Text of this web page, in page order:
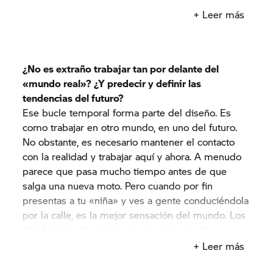
+ Leer más
¿No es extraño trabajar tan por delante del
«mundo real»? ¿Y predecir y definir las
tendencias del futuro?
Ese bucle temporal forma parte del diseño. Es
como trabajar en otro mundo, en uno del futuro.
No obstante, es necesario mantener el contacto
con la realidad y trabajar aquí y ahora. A menudo
parece que pasa mucho tiempo antes de que
salga una nueva moto. Pero cuando por fin
presentas a tu «niña» y ves a gente conduciéndola
por la calle, es la mejor sensación del mundo. Los
paralela verdaderamente. Y nunca estamos+ Leer más